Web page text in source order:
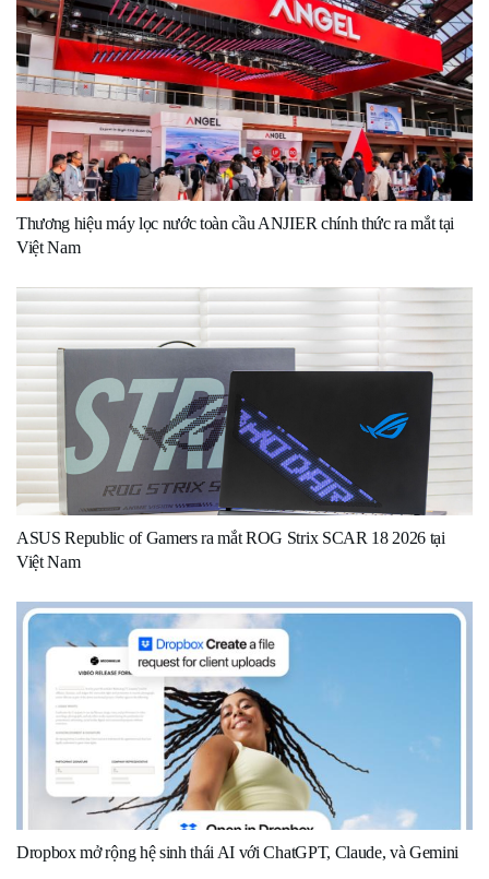
Thương hiệu máy lọc nước toàn cầu ANJIER chính thức ra mắt tại
Việt Nam
ASUS Republic of Gamers ra mắt ROG Strix SCAR 18 2026 tại
Việt Nam
Dropbox mở rộng hệ sinh thái AI với ChatGPT, Claude, và Gemini